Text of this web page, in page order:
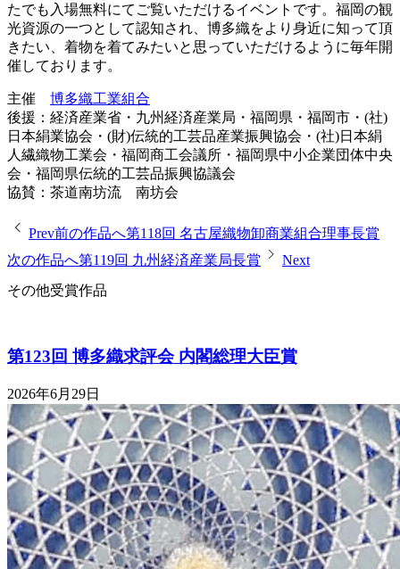
たでも入場無料にてご覧いただけるイベントです。福岡の観
光資源の一つとして認知され、博多織をより身近に知って頂
きたい、着物を着てみたいと思っていただけるように毎年開
催しております。
主催 博多織工業組合
後援：経済産業省・九州経済産業局・福岡県・福岡市・(社)
日本絹業協会・(財)伝統的工芸品産業振興協会・(社)日本絹
人繊織物工業会・福岡商工会議所・福岡県中小企業団体中央
会・福岡県伝統的工芸品振興協議会
協賛：茶道南坊流 南坊会
Prev前の作品へ第118回 名古屋織物卸商業組合理事長賞
次の作品へ第119回 九州経済産業局長賞 Next
その他受賞作品
第123回 博多織求評会 内閣総理大臣賞
2026年6月29日